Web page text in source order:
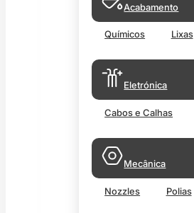
Acabamento
Químicos Lixas
Eletrónica
Cabos e Calhas
Mecânica
Nozzles Polias